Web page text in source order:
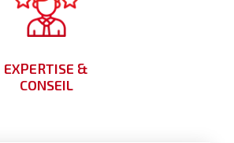
EXPERTISE &
CONSEIL